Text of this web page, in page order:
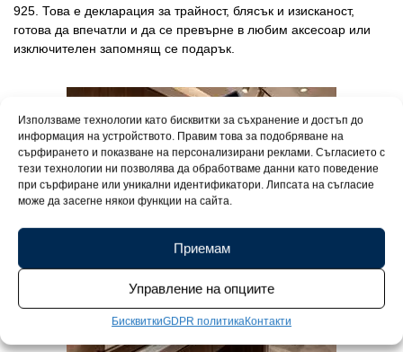
Използваме технологии като бисквитки за съхранение и достъп до
информация на устройството. Правим това за подобряване на
сърфирането и показване на персонализирани реклами. Съгласието с
тези технологии ни позволява да обработваме данни като поведение
при сърфиране или уникални идентификатори. Липсата на съгласие
може да засегне някои функции на сайта.
Приемам
Управление на опциите
БисквиткиGDPR политикаКонтакти
925. Това е декларация за трайност, блясък и изисканост,
готова да впечатли и да се превърне в любим аксесоар или
изключителен запомнящ се подарък.